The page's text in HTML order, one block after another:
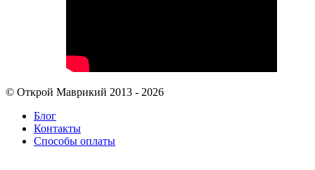
© Открой Маврикий 2013 - 2026
Блог
Контакты
Способы оплаты